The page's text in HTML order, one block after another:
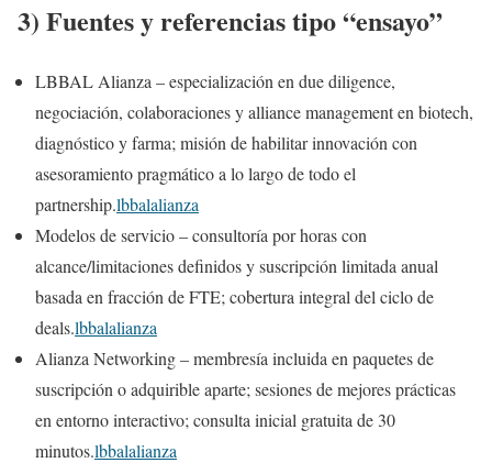
3) Fuentes y referencias tipo “ensayo”
LBBAL Alianza – especialización en due diligence,
negociación, colaboraciones y alliance management en biotech,
diagnóstico y farma; misión de habilitar innovación con
asesoramiento pragmático a lo largo de todo el
partnership.lbbalalianza
Modelos de servicio – consultoría por horas con
alcance/limitaciones definidos y suscripción limitada anual
basada en fracción de FTE; cobertura integral del ciclo de
deals.lbbalalianza
Alianza Networking – membresía incluida en paquetes de
suscripción o adquirible aparte; sesiones de mejores prácticas
en entorno interactivo; consulta inicial gratuita de 30
minutos.lbbalalianza